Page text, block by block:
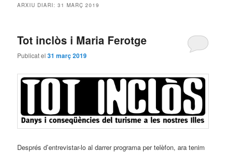
ARXIU DIARI:31 MARÇ 2019
Tot inclòs i Maria Ferotge
Publicat el31 març 2019
Després d’entrevistar-lo al darrer programa per telèfon, ara tenim